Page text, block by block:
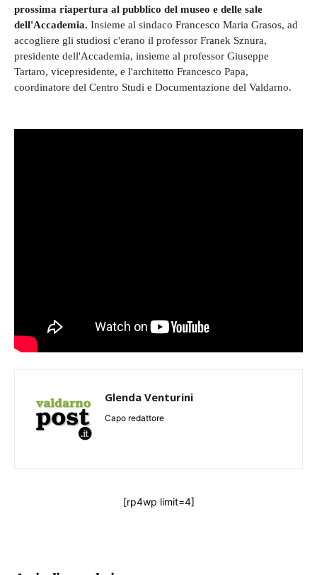
prossima riapertura al pubblico del museo e delle sale
dell'Accademia. Insieme al sindaco Francesco Maria Grasos, ad
accogliere gli studiosi c'erano il professor Franek Sznura,
presidente dell'Accademia, insieme al professor Giuseppe
Tartaro, vicepresidente, e l'architetto Francesco Papa,
coordinatore del Centro Studi e Documentazione del Valdarno.
Glenda Venturini
Capo redattore
[rp4wp limit=4]